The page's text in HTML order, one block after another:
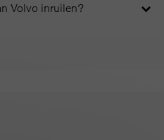
Volvo inruilen?